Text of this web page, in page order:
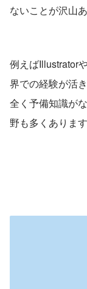
ないことが沢山あ
例えばIllustrator
界での経験が活
全く予備知識が
野も多くあります